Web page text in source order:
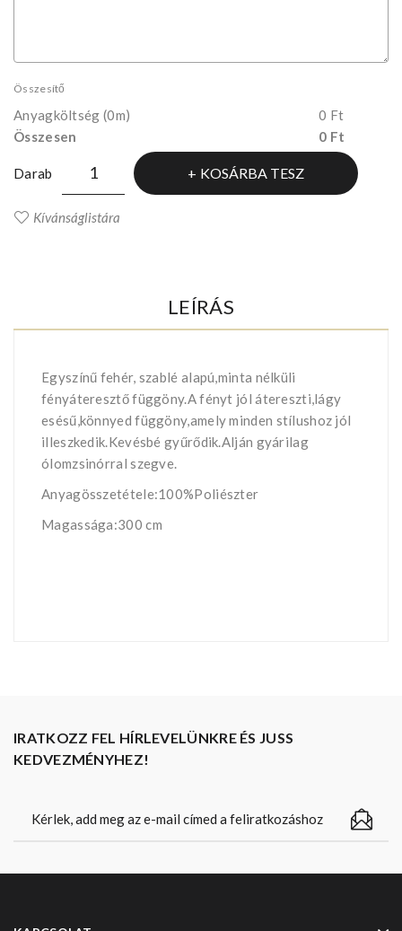
Összesítő
Anyagköltség (0m)
0 Ft
Összesen
0 Ft
Darab KOSÁRBA TESZ
Kívánságlistára
LEÍRÁS
Egyszínű fehér, szablé alapú,minta nélküli
fényáteresztő függöny.A fényt jól átereszti,lágy
esésű,könnyed függöny,amely minden stílushoz jól
illeszkedik.Kevésbé gyűrődik.Alján gyárilag
ólomzsinórral szegve.
Anyagösszetétele:100%Poliészter
Magassága:300 cm
IRATKOZZ FEL HÍRLEVELÜNKRE ÉS JUSS
KEDVEZMÉNYHEZ!